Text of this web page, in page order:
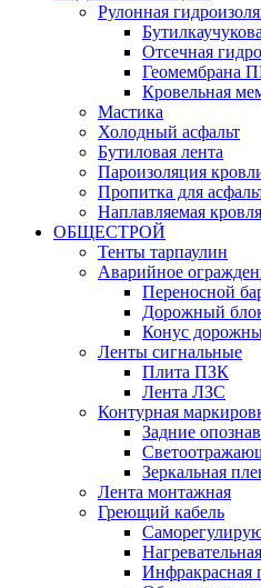
Рулонная
Отсечная
Геомембрана
Кровельная
Мастика
Холодный асфальт
Бутиловая лента
Пароизоляция
Пропитка для
Наплавляемая кровля
ОБЩЕСТРОЙ
Тенты тарпаулин
Аварийное
Переносной
Дорожный
Конус
Ленты сигнальные
Плита ПЗК
Лента ЛЗС
Контурная
Задние
Зеркальная
Лента монтажная
Греющий кабель
Инфракрасная